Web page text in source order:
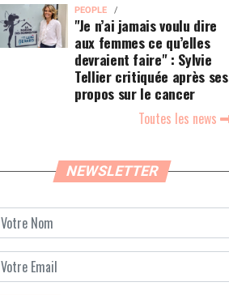
PEOPLE
"Je n’ai jamais voulu dire
aux femmes ce qu’elles
devraient faire" : Sylvie
Tellier critiquée après ses
propos sur le cancer
Toutes les news
NEWSLETTER